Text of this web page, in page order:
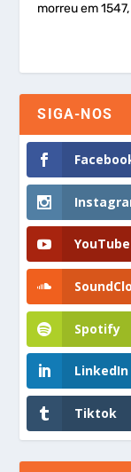
morreu em
SIGA-NOS
YouTube
Spotify
LinkedIn
Tiktok